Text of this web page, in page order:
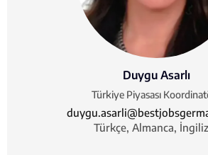
Duygu Asarlı
Türkiye Piyasası
Türkçe, Almanca,